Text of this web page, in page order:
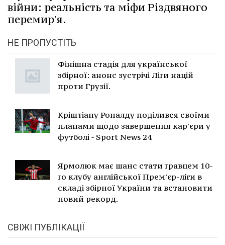
війни: реальність та міфи Різдвяного
перемир'я.
НЕ ПРОПУСТІТЬ
Фінішна стадія для української
збірної: анонс зустрічі Ліги націй
проти Грузії.
Кріштіану Роналду поділився своїми
планами щодо завершення кар'єри у
футболі - Sport News 24
Ярмолюк має шанс стати гравцем 10-
го клубу англійської Прем'єр-ліги в
складі збірної України та встановити
новий рекорд.
СВІЖІ ПУБЛІКАЦІЇ